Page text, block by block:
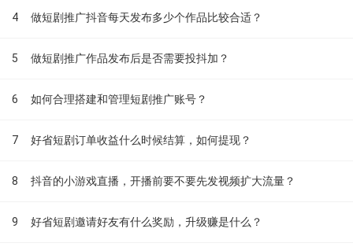
4 做短剧推广抖音每天发布多少个作品比较合适？
5 做短剧推广作品发布后是否需要投抖加？
6 如何合理搭建和管理短剧推广账号？
7 好省短剧订单收益什么时候结算，如何提现？
8 抖音的小游戏直播，开播前要不要先发视频扩大流量？
9 好省短剧邀请好友有什么奖励，升级赚是什么？